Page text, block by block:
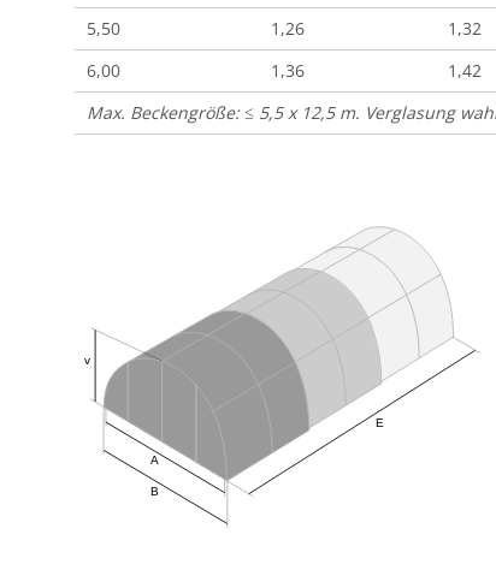
Max. Beckengröße: ≤ 5,5 x 12,5 m. Verglasung
5,50
1,26 1,32
6,00
1,36 1,42